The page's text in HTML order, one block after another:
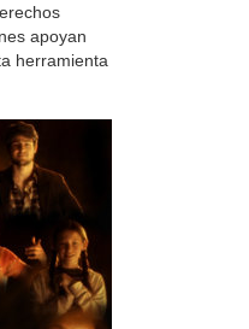
apoyan
herramienta